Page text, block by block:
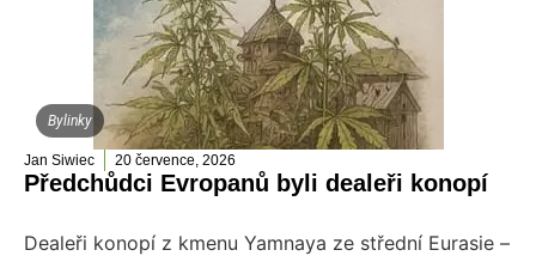
Bylinky
Jan Siwiec 20 července, 2026
Předchůdci Evropanů byli dealeři konopí
Dealeři konopí z kmenu Yamnaya ze střední Eurasie –